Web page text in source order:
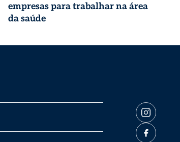
empresas para trabalhar na área
da saúde